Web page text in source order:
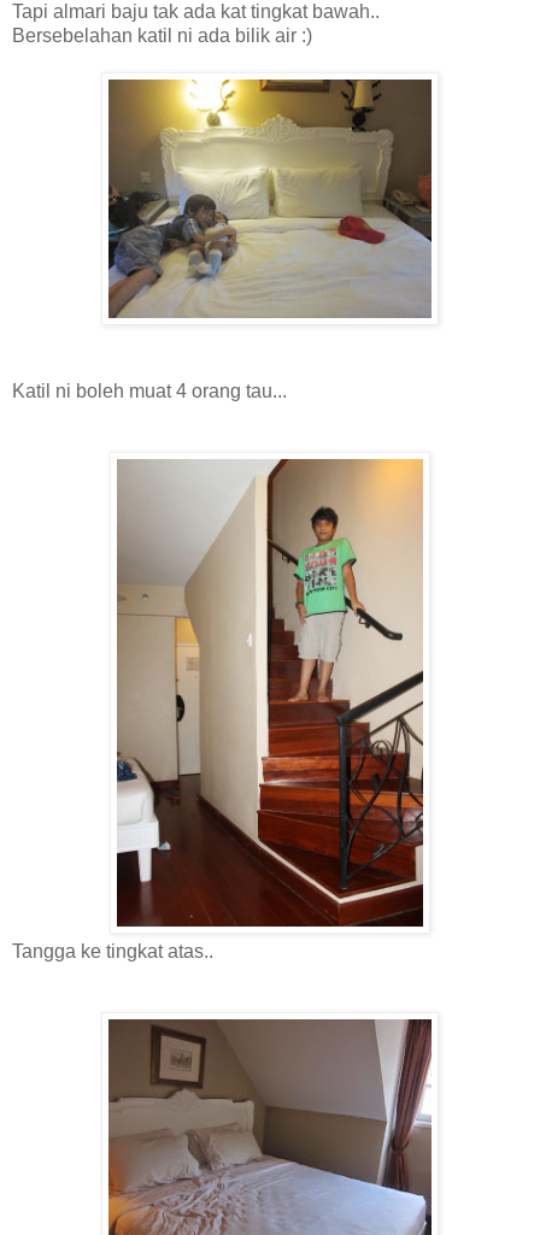
Tapi almari baju tak ada kat tingkat bawah..
Bersebelahan katil ni ada bilik air :)
Katil ni boleh muat 4 orang tau...
Tangga ke tingkat atas..